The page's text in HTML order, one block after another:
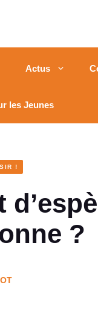
Actus
les Jeunes
!
?